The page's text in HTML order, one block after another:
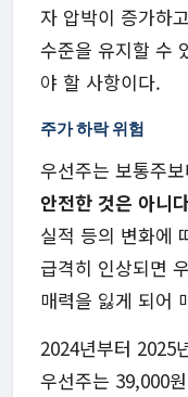
자 압박이 증가하
수준을 유지할 수
야 할 사항이다.
주가 하락 위험
우선주는 보통주
안전한 것은 아니다
실적 등의 변화에
급격히 인상되면
매력을 잃게 되어
2024년부터 2025
우선주는 39,000